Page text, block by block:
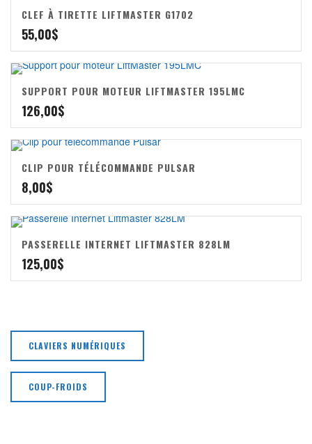
CLEF À TIRETTE LIFTMASTER G1702
55,00$
SUPPORT POUR MOTEUR LIFTMASTER 195LMC
126,00$
CLIP POUR TÉLÉCOMMANDE PULSAR
8,00$
PASSERELLE INTERNET LIFTMASTER 828LM
125,00$
CLAVIERS NUMÉRIQUES
COUP-FROIDS